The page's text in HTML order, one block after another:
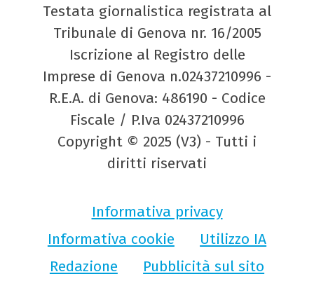
Testata giornalistica registrata al
Tribunale di Genova nr. 16/2005
Iscrizione al Registro delle
Imprese di Genova n.02437210996 -
R.E.A. di Genova: 486190 - Codice
Fiscale / P.Iva 02437210996
Copyright © 2025 (V3) - Tutti i
diritti riservati
Informativa privacy
Informativa cookie
Utilizzo IA
Redazione
Pubblicità sul sito